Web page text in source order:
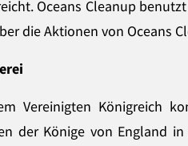
Oceans Cleanup
die Aktionen von Oceans
Vereinigten Königreich
der Könige von England